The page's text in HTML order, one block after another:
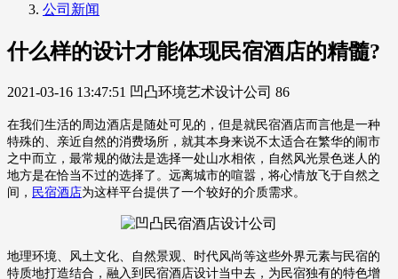
公司新闻
什么样的设计才能体现民宿酒店的精髓?
2021-03-16 13:47:51 凹凸环境艺术设计公司 86
在我们生活的周边酒店是随处可见的，但是就民宿酒店而言他是一种
特殊的、亲近自然的消费场所，就其本身来说不太适合在繁华的闹市
之中而立，最常规的做法是选择一处山水相依，自然风光景色迷人的
地方是在恰当不过的选择了。远离城市的喧嚣，将心情放飞于自然之
间， 民宿酒店为这样平台提供了一个较好的介质需求。
地理环境、风土文化、自然景观、时代风尚等这些外界元素与民宿的
特质地打造结合，融入到民宿酒店设计当中去，为民宿独有的特色增